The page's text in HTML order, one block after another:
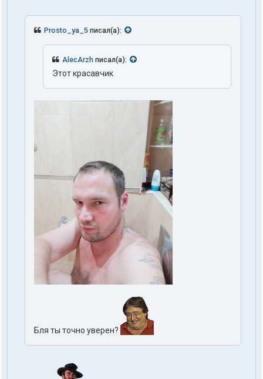
Prosto_ya_5 писал(а):
AlecArzh писал(а):
Этот красавчик
Бля ты точно уверен?